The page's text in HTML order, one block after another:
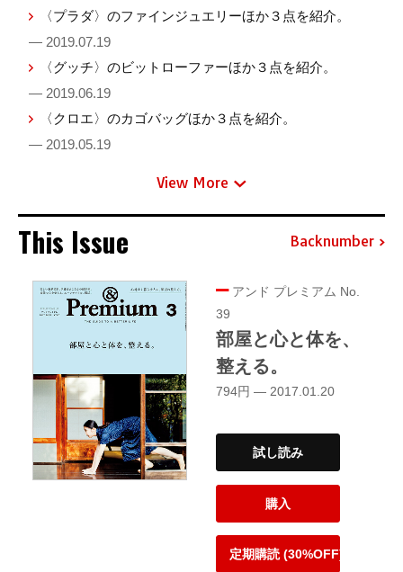
〈プラダ〉のファインジュエリーほか３点を紹介。
— 2019.07.19
〈グッチ〉のビットローファーほか３点を紹介。
— 2019.06.19
〈クロエ〉のカゴバッグほか３点を紹介。
— 2019.05.19
View More
This Issue Backnumber
アンド プレミアム No.
39
部屋と心と体を、
整える。
794円 — 2017.01.20
試し読み
購入
定期購読 (30%OFF)